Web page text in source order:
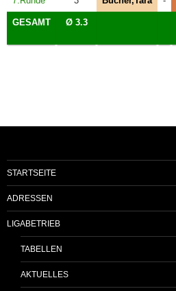
GESAMT Ø 3.3
STARTSEITE
ADRESSEN
LIGABETRIEB
TABELLEN
AKTUELLES